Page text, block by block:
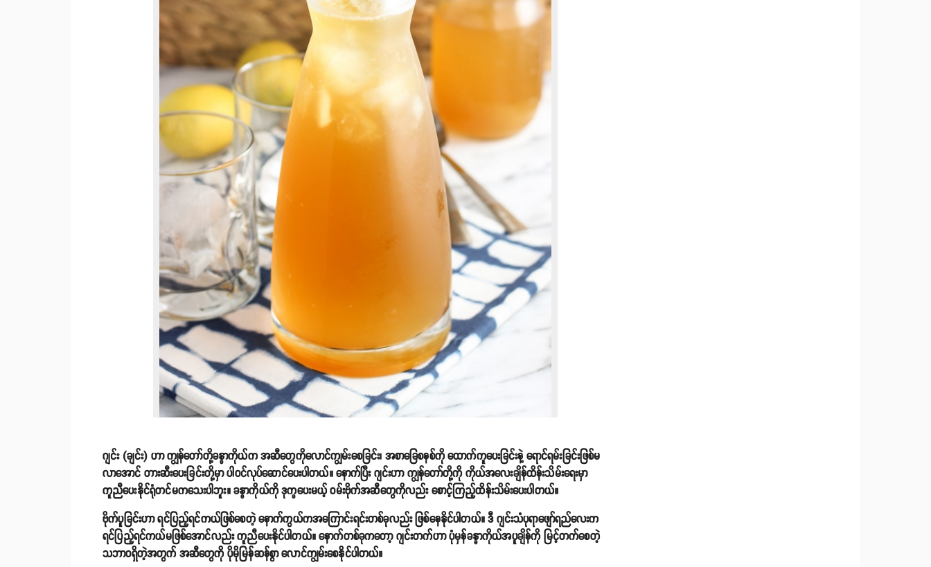
ဂျင်း (ချင်း) ဟာ ကျွန်တော်တို့ခန္ဓာကိုယ်က အဆီတွေကိုလောင်ကျွမ်းစေခြင်း၊ အစာခြေစနစ်ကို ထောက်ကူပေးခြင်းနဲ့ ရောင်ရမ်းခြင်းဖြစ်မ
လာအောင် တားဆီးပေးခြင်းတို့မှာ ပါဝင်လုပ်ဆောင်ပေးပါတယ်။ နောက်ပြီး ဂျင်းဟာ ကျွန်တော်တို့ကို ကိုယ်အလေးချိန်ထိန်းသိမ်းရေးမှာ
ကူညီပေးနိုင်ရုံတင်မကသေးပါဘူး။ ခန္ဓာကိုယ်ကို ဒုက္ခပေးမယ့် ဝမ်းဗိုက်အဆီတွေကိုလည်း စောင့်ကြည့်ထိန်းသိမ်းပေးပါတယ်။
ဗိုက်ပူခြင်းဟာ ရင်ပြည့်ရင်ကယ်ဖြစ်စေတဲ့ နောက်ကွယ်ကအကြောင်းရင်းတစ်ခုလည်း ဖြစ်နေနိုင်ပါတယ်။ ဒီ ဂျင်းသံပုရာဖျော်ရည်လေးက
ရင်ပြည့်ရင်ကယ်မဖြစ်အောင်လည်း ကူညီပေးနိုင်ပါတယ်။ နောက်တစ်ခုကတော့ ဂျင်းတက်ဟာ ပုံမှန်ခန္ဓာကိုယ်အပူချိန်ကို မြင့်တက်စေတဲ့
သဘာဝရှိတဲ့အတွက် အဆီတွေကို ပိုမိုမြန်ဆန်စွာ လောင်ကျွမ်းစေနိုင်ပါတယ်။